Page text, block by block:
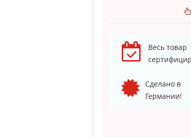
Весь товар
Сделано в
Германии!